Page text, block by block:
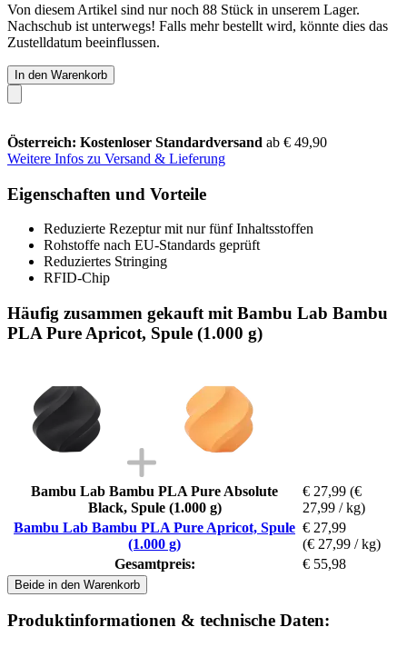
Von diesem Artikel sind nur noch 88 Stück in unserem Lager.
Nachschub ist unterwegs! Falls mehr bestellt wird, könnte dies das
Zustelldatum beeinflussen.
In den Warenkorb
Österreich: Kostenloser Standardversand ab € 49,90
Weitere Infos zu Versand & Lieferung
Eigenschaften und Vorteile
Reduzierte Rezeptur mit nur fünf Inhaltsstoffen
Rohstoffe nach EU-Standards geprüft
Reduziertes Stringing
RFID-Chip
Häufig zusammen gekauft mit Bambu Lab Bambu
PLA Pure Apricot, Spule (1.000 g)
Bambu Lab Bambu PLA Pure Absolute
Black, Spule (1.000 g)
€ 27,99 (€
27,99 / kg)
Bambu Lab Bambu PLA Pure Apricot, Spule
(1.000 g)
€ 27,99
(€ 27,99 / kg)
Gesamtpreis:
€ 55,98
Beide in den Warenkorb
Produktinformationen & technische Daten: